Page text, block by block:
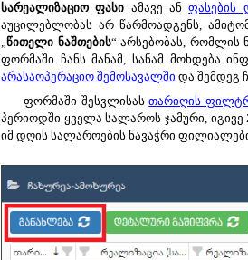
სარეალიზაციო ფასი ამავე ანფასების
აუცილებლობას არ წარმოადგენს,
„წითელი ნაშთების“ არსებობას, რომლის
ფორმაში ჩანს მანამ, სანამ მოხდება
არასაოპერაციო შემოსავალში და შემდეგ
ფორმაში შესვლისასთარიღის
პერიოდში ყველა სალაროს ჯამური, იგივე
იმ დღის სალაროების ნავაჭრი